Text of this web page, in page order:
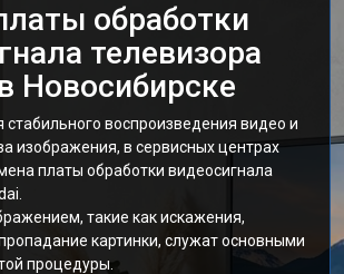
обработки
телевизора
Новосибирске
воспроизведения видео и
изображения, в сервисных центрах
платы обработки видеосигнала
такие как искажения,
картинки, служат основными
процедуры.